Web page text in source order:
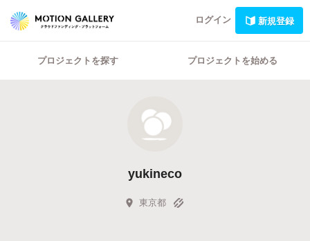
ログイン 新規登録
プロジェクトを探す プロジェクトを始める
yukineco
東京都